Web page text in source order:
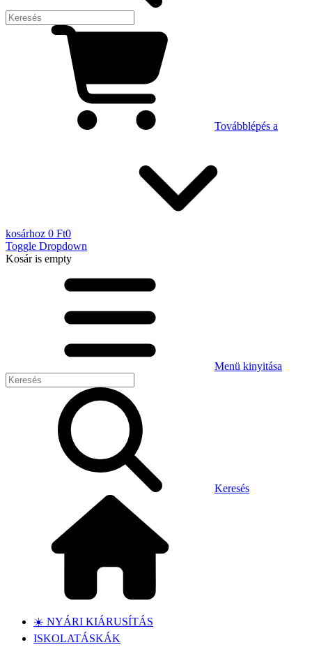
Továbblépés a
kosárhoz 0 Ft0
Toggle Dropdown
Kosáris empty
Menü kinyitása
Keresés
☀️ NYÁRI KIÁRUSÍTÁS
ISKOLATÁSKÁK